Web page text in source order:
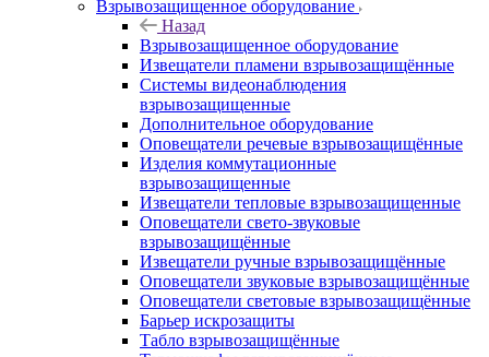
Взрывозащищенное оборудование
Назад
Взрывозащищенное оборудование
Извещатели пламени взрывозащищённые
Системы видеонаблюдения
взрывозащищенные
Дополнительное оборудование
Оповещатели речевые взрывозащищённые
Изделия коммутационные
взрывозащищенные
Извещатели тепловые взрывозащищенные
Оповещатели свето-звуковые
взрывозащищённые
Извещатели ручные взрывозащищённые
Оповещатели звуковые взрывозащищённые
Оповещатели световые взрывозащищённые
Барьер искрозащиты
Табло взрывозащищённые